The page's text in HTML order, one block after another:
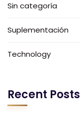
Sin categoría
Suplementación
Technology
Recent Posts